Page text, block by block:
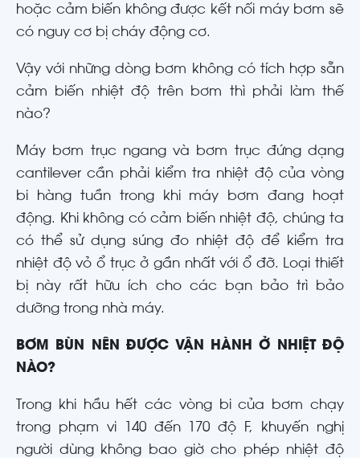
hoặc cảm biến không được kết nối máy bơm sẽ
có nguy cơ bị cháy động cơ.
Vậy với những dòng bơm không có tích hợp sẵn
cảm biến nhiệt độ trên bơm thì phải làm thế
nào?
Máy bơm trục ngang và bơm trục đứng dạng
cantilever cần phải kiểm tra nhiệt độ của vòng
bi hàng tuần trong khi máy bơm đang hoạt
động. Khi không có cảm biến nhiệt độ, chúng ta
có thể sử dụng súng đo nhiệt độ để kiểm tra
nhiệt độ vỏ ổ trục ở gần nhất với ổ đỡ. Loại thiết
bị này rất hữu ích cho các bạn bảo trì bảo
dưỡng trong nhà máy.
BƠM BÙN NÊN ĐƯỢC VẬN HÀNH Ở NHIỆT ĐỘ
NÀO?
Trong khi hầu hết các vòng bi của bơm chạy
trong phạm vi 140 đến 170 độ F, khuyến nghị
người dùng không bao giờ cho phép nhiệt độ